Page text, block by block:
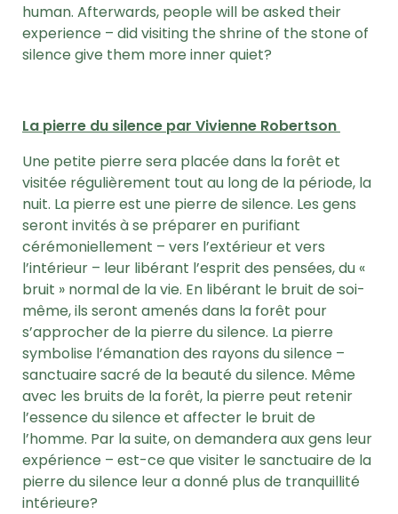
human. Afterwards, people will be asked their
experience – did visiting the shrine of the stone of
silence give them more inner quiet?
La pierre du silence par Vivienne Robertson
Une petite pierre sera placée dans la forêt et
visitée régulièrement tout au long de la période, la
nuit. La pierre est une pierre de silence. Les gens
seront invités à se préparer en purifiant
cérémoniellement – vers l’extérieur et vers
l’intérieur – leur libérant l’esprit des pensées, du «
bruit » normal de la vie. En libérant le bruit de soi-
même, ils seront amenés dans la forêt pour
s’approcher de la pierre du silence. La pierre
symbolise l’émanation des rayons du silence –
sanctuaire sacré de la beauté du silence. Même
avec les bruits de la forêt, la pierre peut retenir
l’essence du silence et affecter le bruit de
l’homme. Par la suite, on demandera aux gens leur
expérience – est-ce que visiter le sanctuaire de la
pierre du silence leur a donné plus de tranquillité
intérieure?